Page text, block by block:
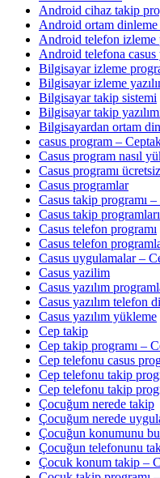
Android cihaz takip
Android ortam dinleme
Android telefon izleme
Android telefona casus
Bilgisayar izleme
Bilgisayar izleme
Bilgisayar takip sistemi
Bilgisayar takip
Bilgisayardan ortam
casus program –
Casus program nasıl
Casus programı
Casus programlar
Casus takip programı
Casus takip
Casus telefon programı
Casus telefon
Casus uygulamalar –
Casus yazilim
Casus yazılım
Casus yazılım telefon
Casus yazılım yükleme
Cep takip
Cep takip programı –
Cep telefonu casus
Cep telefonu takip
Cep telefonu takip
Çocuğum nerede takip
Çocuğum nerede
Çocuğun konumunu
Çocuğun telefonunu
Çocuk konum takip –